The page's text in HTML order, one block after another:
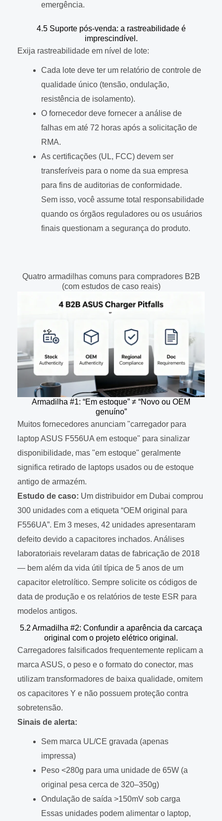
emergência.
4.5 Suporte pós-venda: a rastreabilidade é
imprescindível.
Exija rastreabilidade em nível de lote:
Cada lote deve ter um relatório de controle de
qualidade único (tensão, ondulação,
resistência de isolamento).
O fornecedor deve fornecer a análise de
falhas em até 72 horas após a solicitação de
RMA.
As certificações (UL, FCC) devem ser
transferíveis para o nome da sua empresa
para fins de auditorias de conformidade.
Sem isso, você assume total responsabilidade
quando os órgãos reguladores ou os usuários
finais questionam a segurança do produto.
Quatro armadilhas comuns para compradores B2B
(com estudos de caso reais)
Armadilha #1: “Em estoque” ≠ “Novo ou OEM
genuíno”
Muitos fornecedores anunciam "carregador para
laptop ASUS F556UA em estoque" para sinalizar
disponibilidade, mas "em estoque" geralmente
significa retirado de laptops usados ou de estoque
antigo de armazém.
Estudo de caso: Um distribuidor em Dubai comprou
300 unidades com a etiqueta “OEM original para
F556UA”. Em 3 meses, 42 unidades apresentaram
defeito devido a capacitores inchados. Análises
laboratoriais revelaram datas de fabricação de 2018
— bem além da vida útil típica de 5 anos de um
capacitor eletrolítico. Sempre solicite os códigos de
data de produção e os relatórios de teste ESR para
modelos antigos.
5.2 Armadilha #2: Confundir a aparência da carcaça
original com o projeto elétrico original.
Carregadores falsificados frequentemente replicam a
marca ASUS, o peso e o formato do conector, mas
utilizam transformadores de baixa qualidade, omitem
os capacitores Y e não possuem proteção contra
sobretensão.
Sinais de alerta:
Sem marca UL/CE gravada (apenas
impressa)
Peso <280g para uma unidade de 65W (a
original pesa cerca de 320–350g)
Ondulação de saída >150mV sob carga
Essas unidades podem alimentar o laptop,